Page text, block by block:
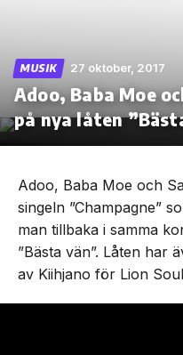
Skip
the
MUSIK 27 oktober, 2017
Adoo, Baba Moe
på nya låten
Adoo, Baba Moe och
singeln ”Champagne”
man tillbaka i samma
”Bästa vän”. Låten har
av Kiihjano för Lion